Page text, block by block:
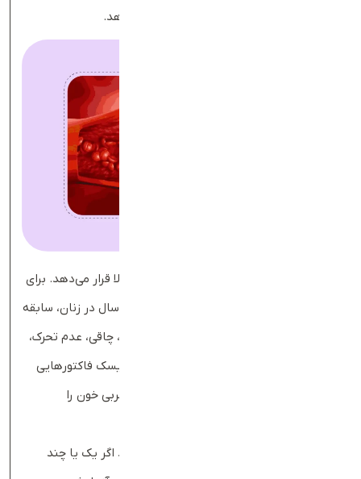
پایین) خطر بیماری‌های قلبی را افزایش می‌دهد.
عوامل متعددی فرد را در معرض چربی خون بالا قرار می‌دهد. برای
مثال، سن بالای ۴۵ سال در مردان و بالای ۵۰ سال در زنان، سابقه
خانوادگی بیماری قلبی، فشار خون بالا، دیابت، چاقی، عدم تحرک،
مصرف سیگار و رژیم غذایی نامناسب همگی ریسک فاکتورهایی
هستند که پزشکان بر‌اساس آن‌ها، آزمایش چربی خون را
توصیه می‌کند اگر یک یا چند